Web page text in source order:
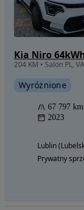
Kia Niro
Wyróżnione
67 797 km
2023
Lublin
Prywatny